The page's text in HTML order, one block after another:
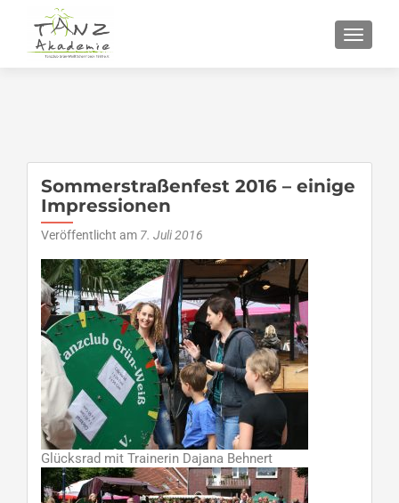
Sommerstraßenfest 2016 – einige
Impressionen
Veröffentlicht am 7. Juli 2016
Glücksrad mit Trainerin Dajana Behnert